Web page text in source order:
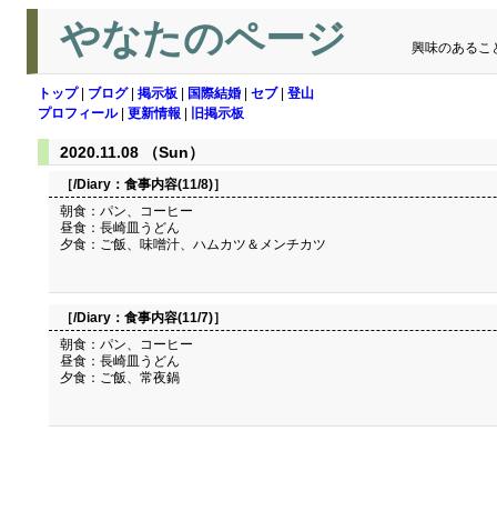
やなたのページ 興味のあるこ
トップ| ブログ| 掲示板 国際結婚 セブ| 登山
プロフィール| 更新情報 旧掲示板
2020.11.08 （Sun）
［/Diary： 食事内容(11/8)］
朝食：パン、コーヒー
昼食：長崎皿うどん
夕食：ご飯、味噌汁、ハムカツ＆メンチカツ
［/Diary： 食事内容(11/7)］
朝食：パン、コーヒー
昼食：長崎皿うどん
夕食：ご飯、常夜鍋